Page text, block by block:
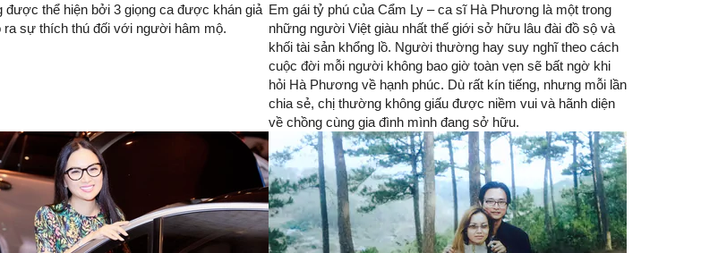
được thể hiện bởi 3 giọng ca được khán giả
ra sự thích thú đối với người hâm mộ.
Em gái tỷ phú của Cẩm Ly – ca sĩ Hà Phương là một trong
những người Việt giàu nhất thế giới sở hữu lâu đài đồ sộ và
khối tài sản khổng lồ. Người thường hay suy nghĩ theo cách
cuộc đời mỗi người không bao giờ toàn vẹn sẽ bất ngờ khi
hỏi Hà Phương về hạnh phúc. Dù rất kín tiếng, nhưng mỗi lần
chia sẻ, chị thường không giấu được niềm vui và hãnh diện
về chồng cùng gia đình mình đang sở hữu.